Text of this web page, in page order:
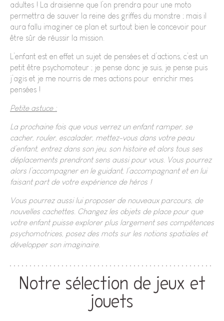
adultes ! La draisienne que l’on prendra pour une moto
permettra de sauver la reine des griffes du monstre ; mais il
aura fallu imaginer ce plan et surtout bien le concevoir pour
être sûr de réussir la mission.
L’enfant est en effet un sujet de pensées et d’actions, c’est un
petit être psychomoteur ; je pense donc je suis, je pense puis
j’agis et je me nourris de mes actions pour enrichir mes
pensées !
Petite astuce :
La prochaine fois que vous verrez un enfant ramper, se
cacher, rouler, escalader, mettez-vous dans votre peau
d’enfant, entrez dans son jeu, son histoire et alors tous ses
déplacements prendront sens aussi pour vous. Vous pourrez
alors l’accompagner en le guidant, l’accompagnant et en lui
faisant part de votre expérience de héros !
Vous pourrez aussi lui proposer de nouveaux parcours, de
nouvelles cachettes. Changez les objets de place pour que
votre enfant puisse explorer plus largement ses compétences
psychomotrices, posez des mots sur les notions spatiales et
développer son imaginaire.
Notre sélection de jeux et
jouets